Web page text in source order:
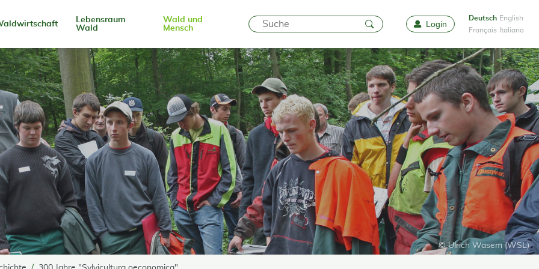
Lebensraum
Wald
Wald und
Mensch
FavoritenLogin
Deutsch English
Français
Italiano
© Ulrich Wasem (WSL)